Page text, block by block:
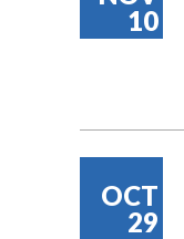
10
OCT
29